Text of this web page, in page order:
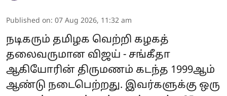
Published on: 07 Aug 2026, 11:32 am
நடிகரும் தமிழக வெற்றி கழகத்
தலைவருமான விஜய் - சங்கீதா
ஆகியோரின் திருமணம் கடந்த 1999ஆம்
ஆண்டு நடைபெற்றது. இவர்களுக்கு ஒரு